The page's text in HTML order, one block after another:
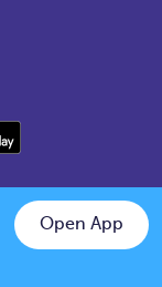
Open App